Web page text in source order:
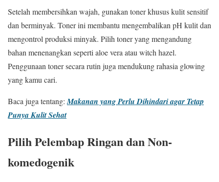
Setelah membersihkan wajah, gunakan toner khusus kulit sensitif
dan berminyak. Toner ini membantu mengembalikan pH kulit dan
mengontrol produksi minyak. Pilih toner yang mengandung
bahan menenangkan seperti aloe vera atau witch hazel.
Penggunaan toner secara rutin juga mendukung rahasia glowing
yang kamu cari.
Baca juga tentang:Makanan yang Perlu Dihindari agar Tetap
Punya Kulit Sehat
Pilih Pelembap Ringan dan Non-
komedogenik